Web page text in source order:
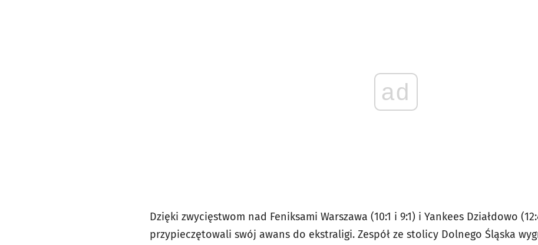
ad
Dzięki zwycięstwom nad Feniksami Warszawa (10:1 i 9:1) i Yankees Działdowo
przypieczętowali swój awans do ekstraligi. Zespół ze stolicy Dolnego Śląska